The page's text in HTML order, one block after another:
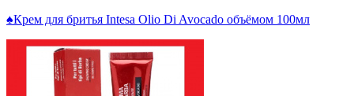
♠Крем для бритья Intesa Olio Di Avocado объёмом 100мл